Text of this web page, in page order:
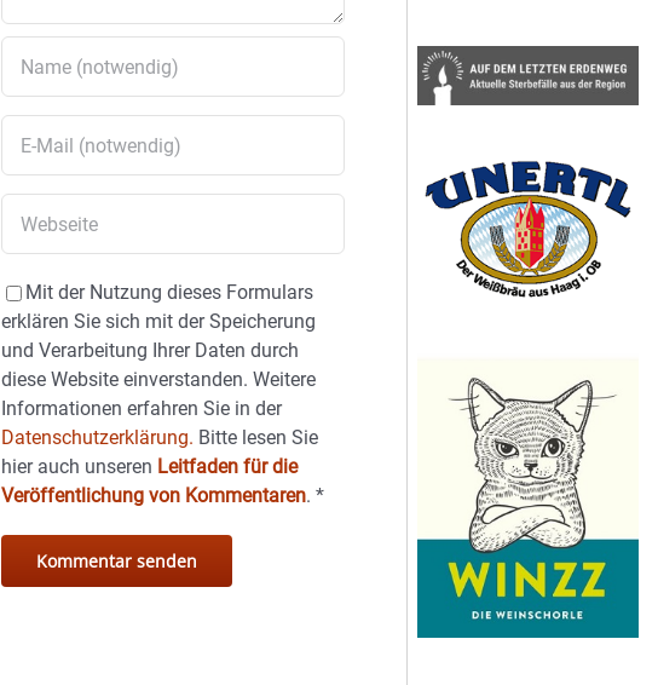
Mit der Nutzung dieses Formulars
erklären Sie sich mit der Speicherung
und Verarbeitung Ihrer Daten durch
diese Website einverstanden. Weitere
Informationen erfahren Sie in der
Datenschutzerklärung. Bitte lesen Sie
hier auch unseren Leitfaden für die
Veröffentlichung von Kommentaren.*